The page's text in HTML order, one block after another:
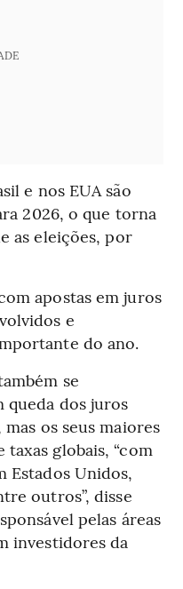
e nos EUA são
2026, o que torna
as eleições, por
apostas em juros
e
do ano.
se
queda dos juros
os seus maiores
globais, “com
Estados Unidos,
outros”, disse
pelas áreas
investidores da